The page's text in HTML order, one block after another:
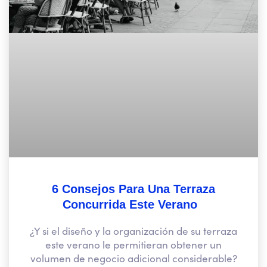
6 Consejos Para Una Terraza
Concurrida Este Verano
¿Y si el diseño y la organización de su terraza
este verano le permitieran obtener un
volumen de negocio adicional considerable?